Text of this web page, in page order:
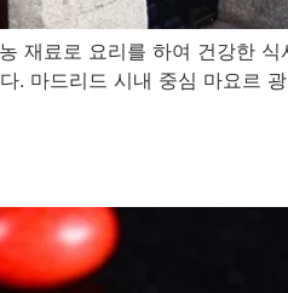
재료로 요리를 하여 건강한 식
. 마드리드 시내 중심 마요르